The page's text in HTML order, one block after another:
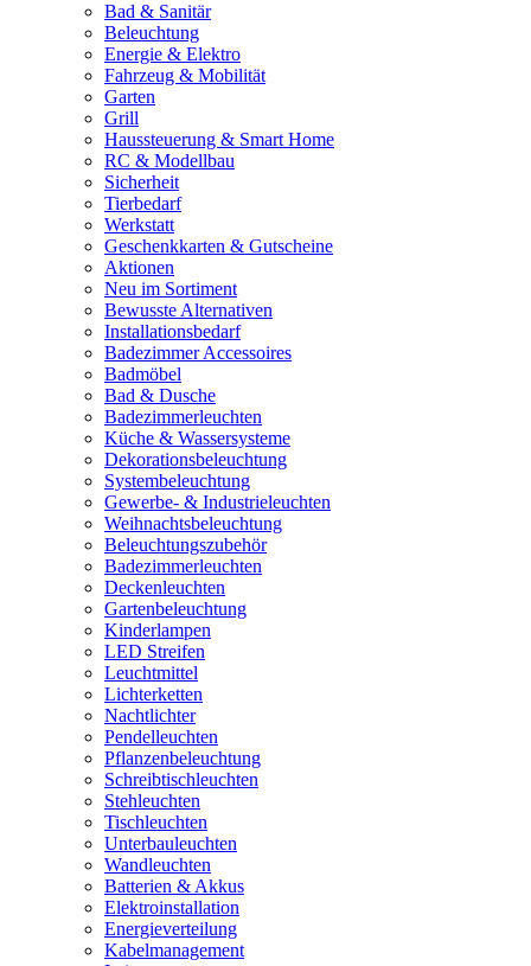
Bad & Sanitär
Beleuchtung
Energie & Elektro
Fahrzeug & Mobilität
Garten
Grill
Haussteuerung & Smart Home
RC & Modellbau
Sicherheit
Tierbedarf
Werkstatt
Geschenkkarten & Gutscheine
Aktionen
Neu im Sortiment
Bewusste Alternativen
Installationsbedarf
Badezimmer Accessoires
Badmöbel
Bad & Dusche
Badezimmerleuchten
Küche & Wassersysteme
Dekorationsbeleuchtung
Systembeleuchtung
Gewerbe- & Industrieleuchten
Weihnachtsbeleuchtung
Beleuchtungszubehör
Badezimmerleuchten
Deckenleuchten
Gartenbeleuchtung
Kinderlampen
LED Streifen
Leuchtmittel
Lichterketten
Nachtlichter
Pendelleuchten
Pflanzenbeleuchtung
Schreibtischleuchten
Stehleuchten
Tischleuchten
Unterbauleuchten
Wandleuchten
Batterien & Akkus
Elektroinstallation
Energieverteilung
Kabelmanagement